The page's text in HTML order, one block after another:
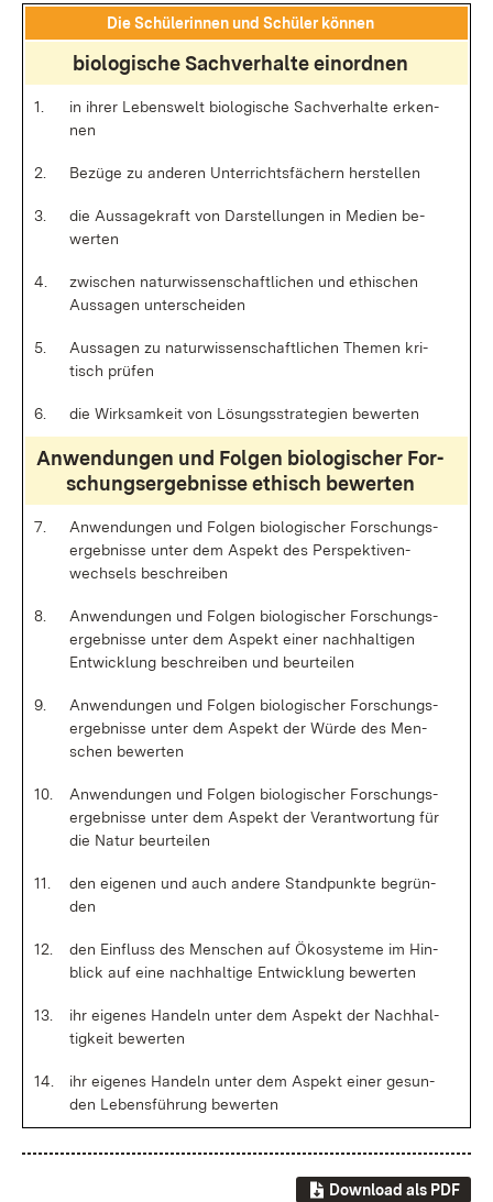
Die Schü­le­rin­nen und Schü­ler kön­nen
bio­lo­gi­sche Sach­ver­hal­te ein­ord­nen
1.
in ih­rer Le­bens­welt bio­lo­gi­sche Sach­ver­hal­te er­ken­
nen
2. Be­zü­ge zu an­de­ren Un­ter­richts­fä­chern her­stel­len
3.
die Aus­sa­ge­kraft von Dar­stel­lun­gen in Me­di­en be­
wer­ten
4.
zwi­schen na­tur­wis­sen­schaft­li­chen und ethi­schen
Aus­sa­gen un­ter­schei­den
5.
Aus­sa­gen zu na­tur­wis­sen­schaft­li­chen The­men kri­
tisch prü­fen
6. die Wirk­sam­keit von Lö­sungs­stra­te­gi­en be­wer­ten
An­wen­dun­gen und Fol­gen bio­lo­gi­scher For­
schungs­er­geb­nis­se ethisch be­wer­ten
7.
An­wen­dun­gen und Fol­gen bio­lo­gi­scher For­schungs­
er­geb­nis­se un­ter dem As­pekt des Per­spek­ti­ven­
wech­sels be­schrei­ben
8.
An­wen­dun­gen und Fol­gen bio­lo­gi­scher For­schungs­
er­geb­nis­se un­ter dem As­pekt ei­ner nach­hal­ti­gen
Ent­wick­lung be­schrei­ben und be­ur­tei­len
9.
An­wen­dun­gen und Fol­gen bio­lo­gi­scher For­schungs­
er­geb­nis­se un­ter dem As­pekt der Wür­de des Men­
schen be­wer­ten
10.
An­wen­dun­gen und Fol­gen bio­lo­gi­scher For­schungs­
er­geb­nis­se un­ter dem As­pekt der Ver­ant­wor­tung für
die Na­tur be­ur­tei­len
11.
den ei­ge­nen und auch an­de­re Stand­punk­te be­grün­
den
12.
den Ein­fluss des Men­schen auf Öko­sys­te­me im Hin­
blick auf ei­ne nach­hal­ti­ge Ent­wick­lung be­wer­ten
13.
ihr ei­ge­nes Han­deln un­ter dem As­pekt der Nach­hal­
tig­keit be­wer­ten
14.
ihr ei­ge­nes Han­deln un­ter dem As­pekt ei­ner ge­sun­
den Le­bens­füh­rung be­wer­ten
Download als PDF